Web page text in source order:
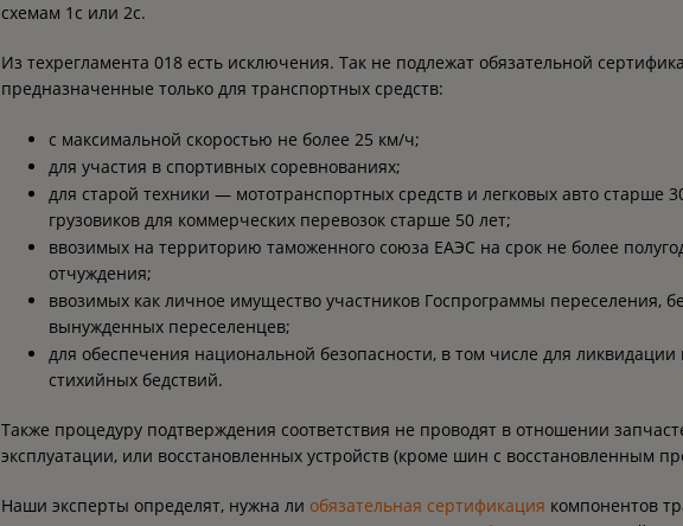
схемам 1с или 2с.
Из техрегламента 018 есть исключения. Так не подлежат обязательной
предназначенные только для транспортных средств:
с максимальной скоростью не более 25 км/ч;
для участия в спортивных соревнованиях;
для старой техники — мототранспортных средств и легковых авто старше
грузовиков для коммерческих перевозок старше 50 лет;
ввозимых на территорию таможенного союза ЕАЭС на срок не более
отчуждения;
ввозимых как личное имущество участников Госпрограммы переселения,
вынужденных переселенцев;
для обеспечения национальной безопасности, в том числе для ликвидации
стихийных бедствий.
Также процедуру подтверждения соответствия не проводят в отношении
эксплуатации, или восстановленных устройств (кроме шин с восстановленным
Наши эксперты определят, нужна ли обязательная сертификация компонентов